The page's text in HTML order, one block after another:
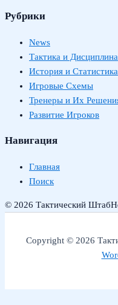
Рубрики
News
Тактика и Дисциплина
История и Статистика
Игровые Схемы
Тренеры и Их
Развитие Игроков
Навигация
Главная
Поиск
© 2026 Тактический Штаб
Copyright © 2026